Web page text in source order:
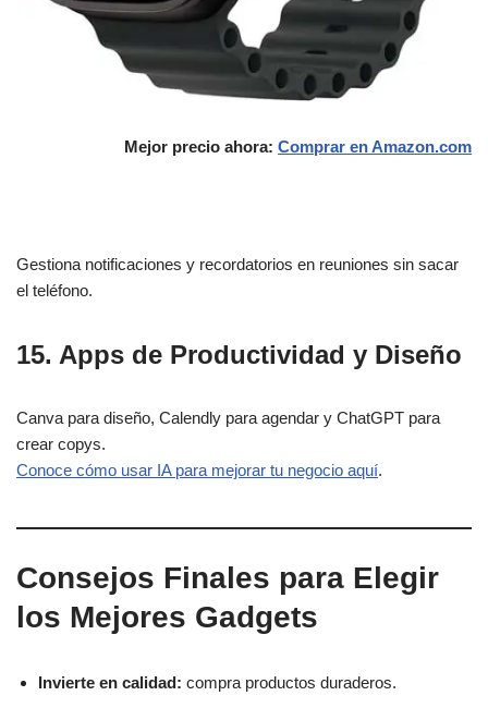
Mejor precio ahora: Comprar en Amazon.com
Gestiona notificaciones y recordatorios en reuniones sin sacar
el teléfono.
15. Apps de Productividad y Diseño
Canva para diseño, Calendly para agendar y ChatGPT para
crear copys.
Conoce cómo usar IA para mejorar tu negocio aquí.
Consejos Finales para Elegir
los Mejores Gadgets
Invierte en calidad: compra productos duraderos.